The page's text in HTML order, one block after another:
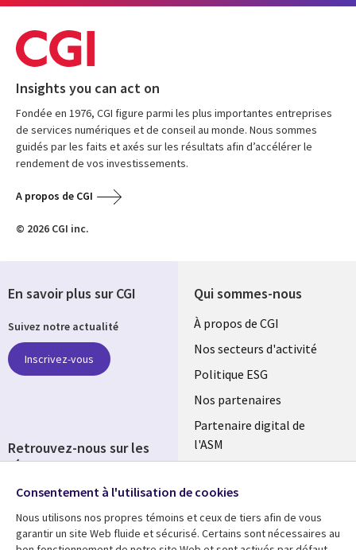
Insights you can act on
Fondée en 1976, CGI figure parmi les plus importantes entreprises
de services numériques et de conseil au monde. Nous sommes
guidés par les faits et axés sur les résultats afin d’accélérer le
rendement de vos investissements.
A propos de CGI
© 2026 CGI inc.
Qui sommes-nous
Useful
links
FRANCE
À propos de CGI
Nos secteurs d'activité
Politique ESG
Nos partenaires
Partenaire digital de
l'ASM
Fusions
En savoir plus sur CGI
Suivez notre actualité
Inscrivez-vous
Retrouvez-nous sur les
réseaux
Social
Media
FRANCE
Consentement à l'utilisation de cookies
Nous utilisons nos propres témoins et ceux de tiers afin de vous
garantir un site Web fluide et sécurisé. Certains sont nécessaires au